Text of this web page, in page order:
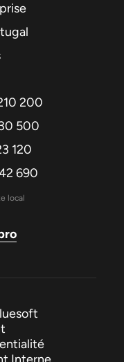
200
500
120
690
local